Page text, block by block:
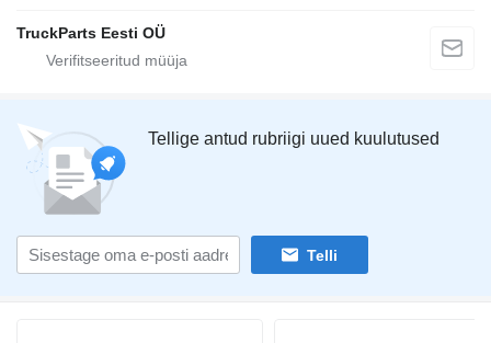
TruckParts Eesti OÜ
Tellige antud rubriigi uued kuulutused
Telli